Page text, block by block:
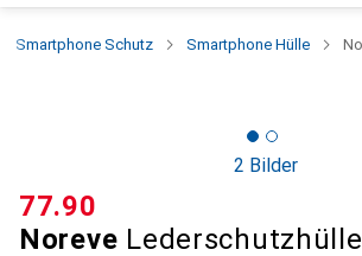
Smartphone Schutz Smartphone Hülle
2 Bilder
Noreve Lederschutzhülle
CHF
77.90